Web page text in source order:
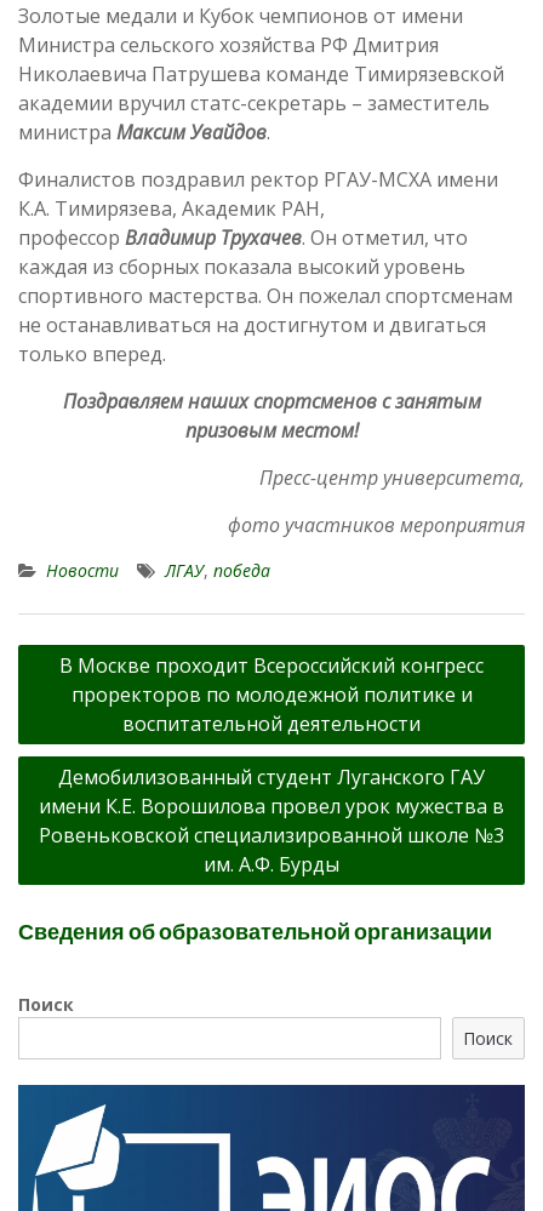
Золотые медали и Кубок чемпионов от имени
Министра сельского хозяйства РФ Дмитрия
Николаевича Патрушева команде Тимирязевской
академии вручил статс-секретарь – заместитель
министра Максим Увайдов.
Финалистов поздравил ректор РГАУ-МСХА имени
К.А. Тимирязева, Академик РАН,
профессор Владимир Трухачев. Он отметил, что
каждая из сборных показала высокий уровень
спортивного мастерства. Он пожелал спортсменам
не останавливаться на достигнутом и двигаться
только вперед.
Поздравляем наших спортсменов с занятым
призовым местом!
Пресс-центр университета,
фото участников мероприятия
Новости ЛГАУ, победа
Навигация
В Москве проходит Всероссийский конгресс
проректоров по молодежной политике и
воспитательной деятельности
Демобилизованный студент Луганского ГАУ
имени К.Е. Ворошилова провел урок мужества в
Ровеньковской специализированной школе №3
им. А.Ф. Бурды
Сведения об образовательной организации
Поиск
Поиск